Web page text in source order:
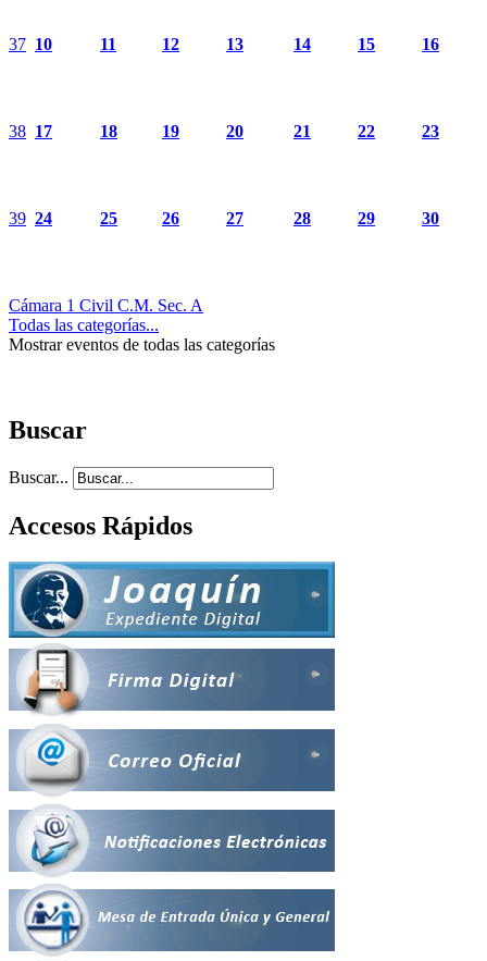
37 10 11 12 13 14 15 16
38 17 18 19 20 21 22 23
39 24 25 26 27 28 29 30
Cámara 1 Civil C.M. Sec. A
Todas las categorías...
Mostrar eventos de todas las categorías
Buscar
Buscar...
Accesos Rápidos